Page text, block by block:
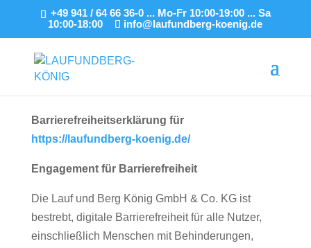
+49 941 / 64 66 36-0 ... Mo-Fr 10:00-19:00 ... Sa
10:00-18:00
info@laufundberg-koenig.de
Barrierefreiheitserklärung für
https://laufundberg-koenig.de/
Engagement für Barrierefreiheit
Die Lauf und Berg König GmbH & Co. KG ist
bestrebt, digitale Barrierefreiheit für alle Nutzer,
einschließlich Menschen mit Behinderungen,